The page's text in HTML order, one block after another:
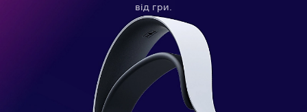
від гри.